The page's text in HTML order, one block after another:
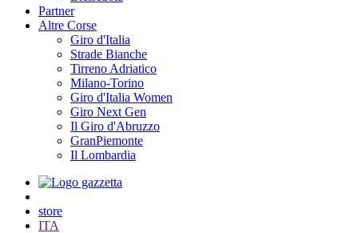
Partner
Altre Corse
Giro d'Italia
Strade Bianche
Tirreno Adriatico
Milano-Torino
Giro d'Italia Women
Giro Next Gen
Il Giro d'Abruzzo
GranPiemonte
Il Lombardia
store
ITA